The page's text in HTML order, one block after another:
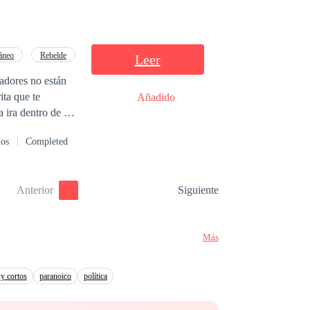
como
atras la vida
y que es la
cosas
Rebelde
que te
ira dentro de ti
Completed
Leer
Añadido
Anterior Siguiente
Más
cortos paranoico política